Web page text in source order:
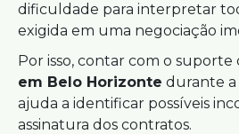
dificuldade para interpretar
exigida em uma negociação
Por isso, contar com o suporte
em Belo Horizonte durante a
ajuda a identificar possíveis
assinatura dos contratos.